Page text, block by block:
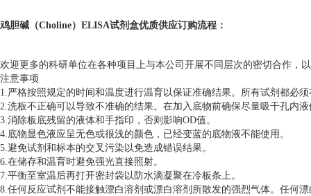
鸡胆碱（Choline）ELISA试剂盒优质供应订购流程：
欢迎更多的科研单位在各种项目上与本公司开展不同层次的密切合作，
注意事项
1.严格按照规定的时间和温度进行温育以保证准确结果。所有试剂都必
2.洗板不正确可以导致不准确的结果。在加入底物前确保尽量吸干孔内
3.消除板底残留的液体和手指印，否则影响OD值。
4.底物显色液应呈无色或很浅的颜色，已经变蓝的底物液不能使用。
5.避免试剂和标本的交叉污染以免造成错误结果。
6.在储存和温育时避免强光直接照射。
7.平衡至室温后再打开密封袋以防水滴凝聚在冷板条上。
8.任何反应试剂不能接触漂白溶剂或漂白溶剂所散发的强烈气体。任何